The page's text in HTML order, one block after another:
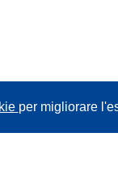
per migliorare